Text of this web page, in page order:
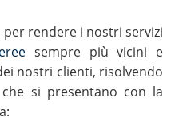
rendere i nostri servizi
sempre più vicini e
nostri clienti, risolvendo
si presentano con la